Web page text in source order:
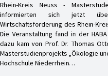
Rhein-Kreis Neuss -
informierten sich jetzt über
Wirtschaftsförderung des Rhein-
Die Veranstaltung fand in der
dazu kam von Prof. Dr. Thomas
Masterstudienprojekts „Ökologie
Hochschule Niederrhein…